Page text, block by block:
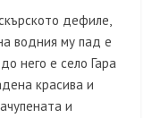
дефиле,
водния му пад е
него е село Гара
красива и
и